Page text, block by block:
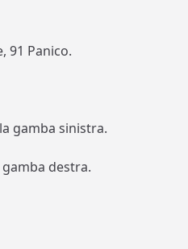
91 Panico.
gamba sinistra.
destra.